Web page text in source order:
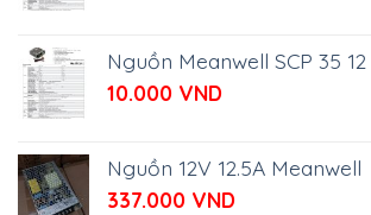
Nguồn Meanwell SCP 35 12
10.000 VND
Nguồn 12V 12.5A Meanwell
337.000 VND